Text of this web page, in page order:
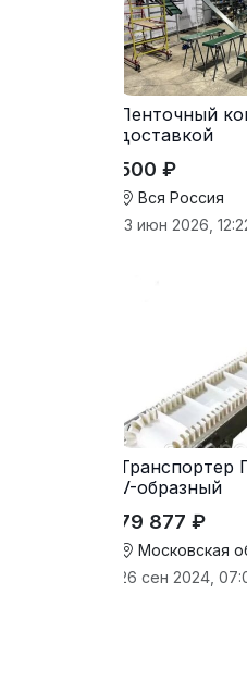
Ленточный
доставкой
500 ₽
Вся Россия
13 июн 2026,
V-образный
79 877 ₽
Московская
26 сен 2024,